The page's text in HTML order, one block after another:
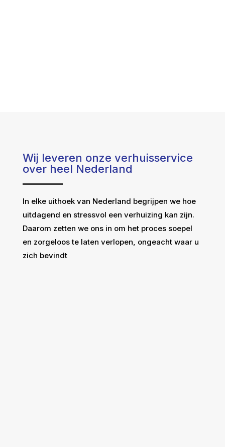
Wij leveren onze verhuisservice
over heel Nederland
In elke uithoek van Nederland begrijpen we hoe
uitdagend en stressvol een verhuizing kan zijn.
Daarom zetten we ons in om het proces soepel
en zorgeloos te laten verlopen, ongeacht waar u
zich bevindt